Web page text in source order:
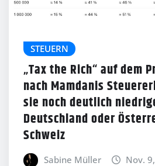
STEUERN
„Tax the Rich“ auf dem
nach Mamdanis
sie noch deutlich
Deutschland oder
Schweiz
Sabine Müller Nov.